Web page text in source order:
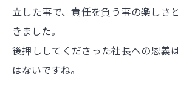
立した事で、責任を負う事の楽しさ
きました。
後押ししてくださった社長への恩義
はないですね。